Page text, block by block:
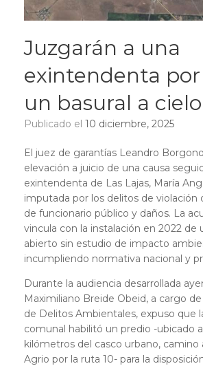
Juzgarán a una
exintendenta
un basural a
Publicado el 10 diciembre, 2025
El juez de garantías Leandro
elevación a juicio de una causa
exintendenta de Las Lajas, María
imputada por los delitos de violación
de funcionario público y daños. La
vincula con la instalación en 2022 de
abierto sin estudio de impacto
incumpliendo normativa nacional y
Durante la audiencia desarrollada
Maximiliano Breide Obeid, a cargo de
de Delitos Ambientales, expuso que
comunal habilitó un predio -ubicado
kilómetros del casco urbano, camino
Agrio por la ruta 10- para la